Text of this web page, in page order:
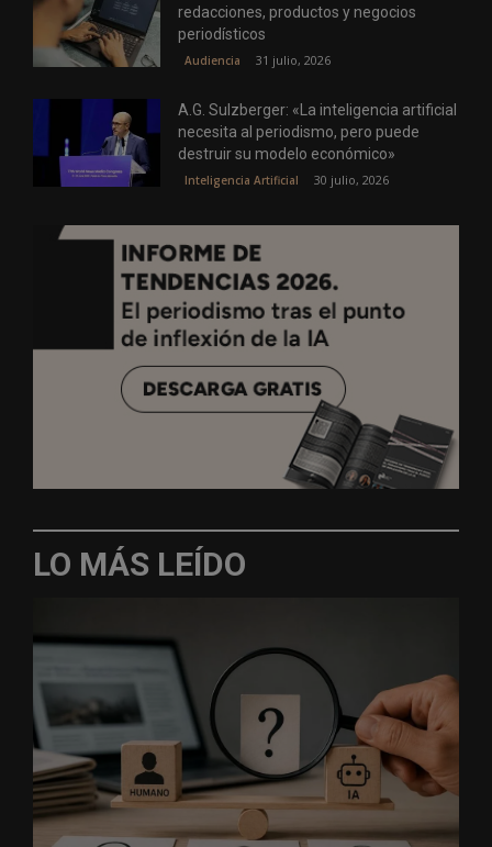
redacciones, productos y negocios
periodísticos
Audiencia 31 julio, 2026
A.G. Sulzberger: «La inteligencia artificial
necesita al periodismo, pero puede
destruir su modelo económico»
Inteligencia Artificial 30 julio, 2026
LO MÁS LEÍDO